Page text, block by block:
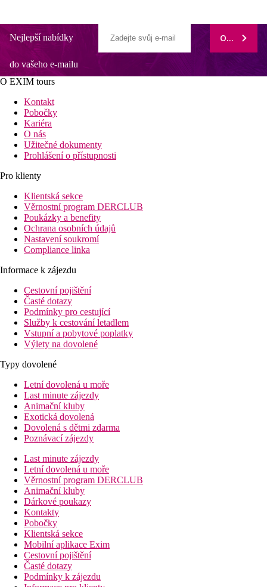
Nejlepší nabídky
do vašeho e-mailu
ODEBÍRAT
O EXIM tours
Kontakt
Pobočky
Kariéra
O nás
Užitečné dokumenty
Prohlášení o přístupnosti
Pro klienty
Klientská sekce
Věrnostní program DERCLUB
Poukázky a benefity
Ochrana osobních údajů
Nastavení soukromí
Compliance linka
Informace k zájezdu
Cestovní pojištění
Časté dotazy
Podmínky pro cestující
Služby k cestování letadlem
Vstupní a pobytové poplatky
Výlety na dovolené
Typy dovolené
Letní dovolená u moře
Last minute zájezdy
Animační kluby
Exotická dovolená
Dovolená s dětmi zdarma
Poznávací zájezdy
Last minute zájezdy
Letní dovolená u moře
Věrnostní program DERCLUB
Animační kluby
Dárkové poukazy
Kontakty
Pobočky
Klientská sekce
Mobilní aplikace Exim
Cestovní pojištění
Časté dotazy
Podmínky k zájezdu